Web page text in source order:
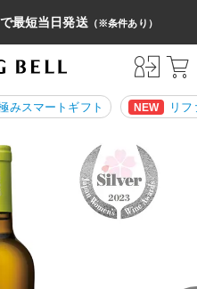
最短当日発送（※条件あり）
みスマートギフト NEW リ